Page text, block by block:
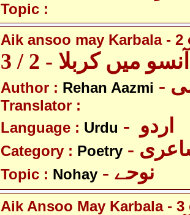
Topic :
Aik ansoo may Karbala - 2
میں کربلا - 2 / 3
Author : Rehan Aazmi
Translator :
Language : Urdu
Category : Poetry
Topic : Nohay
Aik Ansoo May Karbala - 3